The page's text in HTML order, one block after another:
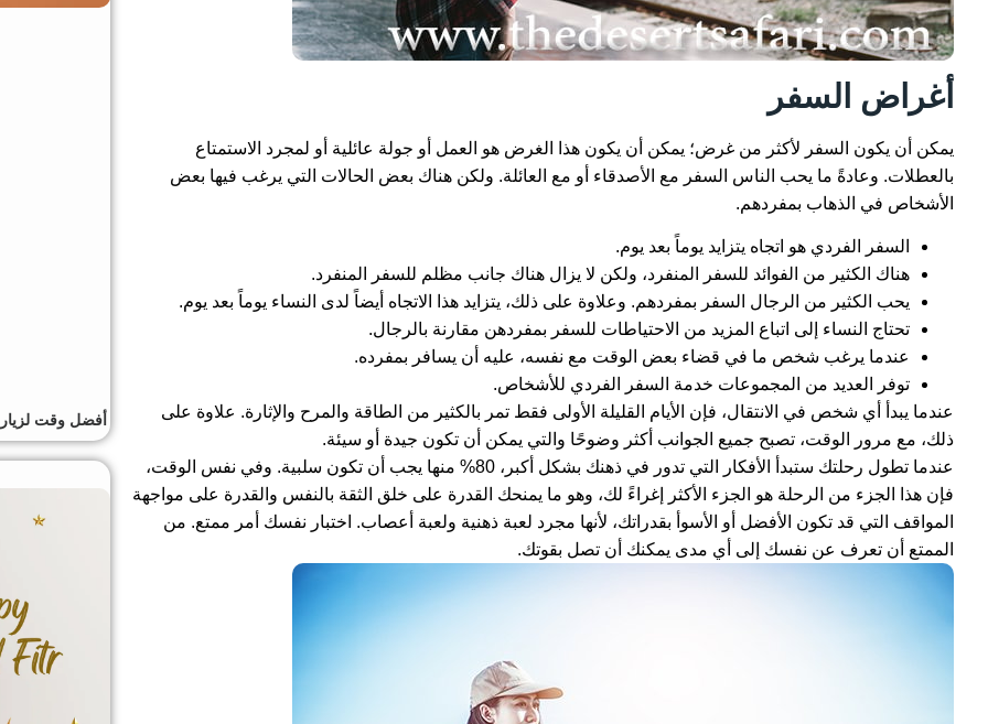
أغراض السفر
يمكن أن يكون السفر لأكثر من غرض؛ يمكن أن يكون هذا الغرض هو العمل أو جولة عائلية أو لمجرد الاستمتاع
بالعطلات. وعادةً ما يحب الناس السفر مع الأصدقاء أو مع العائلة. ولكن هناك بعض الحالات التي يرغب فيها بعض
الأشخاص في الذهاب بمفردهم.
السفر الفردي هو اتجاه يتزايد يوماً بعد يوم.
هناك الكثير من الفوائد للسفر المنفرد، ولكن لا يزال هناك جانب مظلم للسفر المنفرد.
يحب الكثير من الرجال السفر بمفردهم. وعلاوة على ذلك، يتزايد هذا الاتجاه أيضاً لدى النساء يوماً بعد يوم.
تحتاج النساء إلى اتباع المزيد من الاحتياطات للسفر بمفردهن مقارنة بالرجال.
عندما يرغب شخص ما في قضاء بعض الوقت مع نفسه، عليه أن يسافر بمفرده.
توفر العديد من المجموعات خدمة السفر الفردي للأشخاص.
عندما يبدأ أي شخص في الانتقال، فإن الأيام القليلة الأولى فقط تمر بالكثير من الطاقة والمرح والإثارة. علاوة على
ذلك، مع مرور الوقت، تصبح جميع الجوانب أكثر وضوحًا والتي يمكن أن تكون جيدة أو سيئة.
عندما تطول رحلتك ستبدأ الأفكار التي تدور في ذهنك بشكل أكبر، 80% منها يجب أن تكون سلبية. وفي نفس الوقت،
فإن هذا الجزء من الرحلة هو الجزء الأكثر إغراءً لك، وهو ما يمنحك القدرة على خلق الثقة بالنفس والقدرة على مواجهة
المواقف التي قد تكون الأفضل أو الأسوأ بقدراتك، لأنها مجرد لعبة ذهنية ولعبة أعصاب. اختبار نفسك أمر ممتع. من
الممتع أن تعرف عن نفسك إلى أي مدى يمكنك أن تصل بقوتك.
أفضل وقت